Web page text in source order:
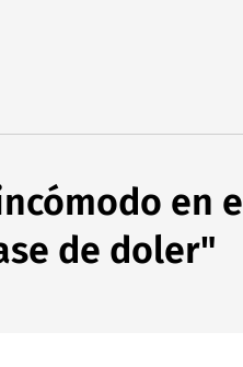
en
de doler"